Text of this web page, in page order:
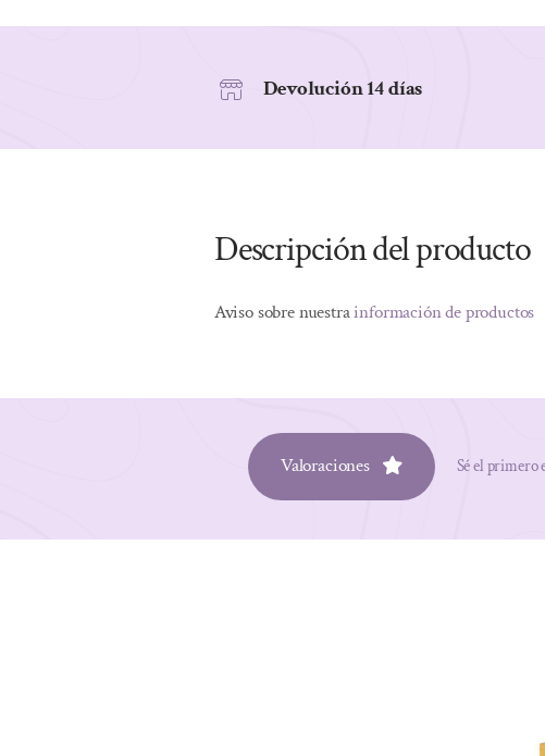
Devolución 14 días
Descripción del producto
Aviso sobre nuestrainformación de productos
Valoraciones Sé el primero